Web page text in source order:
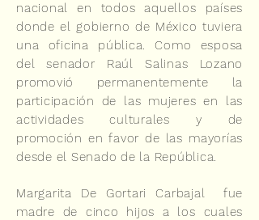
nacional en todos aquellos países
donde el gobierno de México tuviera
una oficina pública. Como esposa
del senador Raúl Salinas Lozano
promovió permanentemente la
participación de las mujeres en las
actividades culturales y de
promoción en favor de las mayorías
desde el Senado de la República.
Margarita De Gortari Carbajal fue
madre de cinco hijos a los cuales